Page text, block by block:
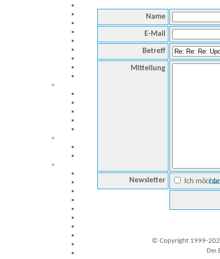
Name
E-Mail
Betreff
Mitteilung
Newsletter Ich
© Copyright 1999-